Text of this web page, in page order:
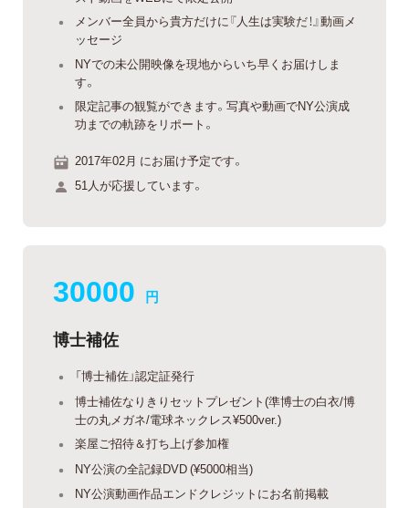
メンバー全員から貴方だけに『人生は実験だ！』動画メ
ッセージ
NYでの未公開映像を現地からいち早くお届けしま
す。
限定記事の観覧ができます。写真や動画でNY公演成
功までの軌跡をリポート。
2017年02月 にお届け予定です。
51人が応援しています。
30000 円
博士補佐
「博士補佐」認定証発行
博士補佐なりきりセットプレゼント(準博士の白衣/博
士の丸メガネ/電球ネックレス¥500ver.)
楽屋ご招待＆打ち上げ参加権
NY公演の全記録DVD (¥5000相当)
NY公演動画作品エンドクレジットにお名前掲載